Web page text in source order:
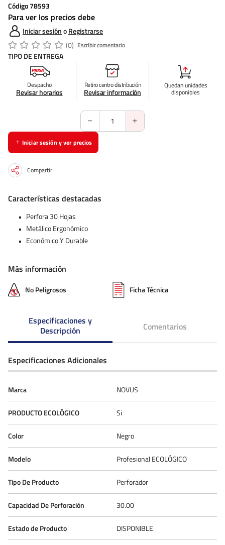
Código78593
Para ver los precios debe
Iniciar sesiónoRegistrarse
(0) Escribir comentario
TIPO DE ENTREGA
Despacho
Revisar horarios
Retiro centro distribución
Revisar información
Quedanunidades
disponibles
Iniciar sesión y ver precios
Compartir
Características destacadas
Perfora 30 Hojas
Metálico Ergonómico
Económico Y Durable
Más información
No Peligrosos Ficha Técnica
Especificaciones y
Descripción
Comentarios
Especificaciones Adicionales
Marca NOVUS
PRODUCTO ECOLÓGICO Si
Color Negro
Modelo Profesional ECOLÓGICO
Tipo De Producto Perforador
Capacidad De Perforación 30.00
Estado de Producto DISPONIBLE